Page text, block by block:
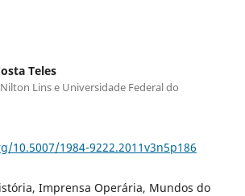
Teles
Lins e Universidade Federal do
10.5007/1984-9222.2011v3n5p186
Imprensa Operária, Mundos do